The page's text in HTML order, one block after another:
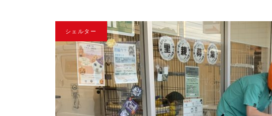
シェルター